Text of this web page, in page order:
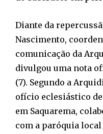
Diante da
Nascimento,
comunicação da
divulgou uma nota
(7). Segundo a
ofício eclesiástico
em Saquarema,
com a paróquia